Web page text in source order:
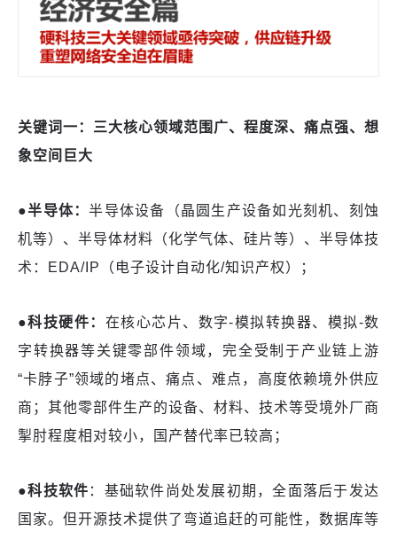
关键词一：三大核心领域范围广、程度深、痛点强、想
象空间巨大
●半导体：半导体设备（晶圆生产设备如光刻机、刻蚀
机等）、半导体材料（化学气体、硅片等）、半导体技
术：
EDA/IP（电子设计自动化/知识产权）；
●科技硬件： 在核心芯片、数字-模拟转换器、模拟-数
字转换器等关键零部件领域，完全受制于产业链上游
“卡脖子”领域的堵点、痛点、难点，高度依赖境外供应
商；其他零部件生产的设备、材料、技术等受境外厂商
掣肘程度相对较小，国产替代率已较高；
●科技软件 ：基础软件尚处发展初期，全面落后于发达
国家。但开源技术提供了弯道追赶的可能性，数据库等